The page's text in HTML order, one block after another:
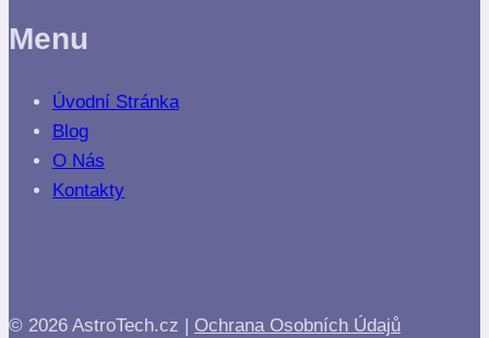
Menu
Úvodní Stránka
Blog
O Nás
Kontakty
© 2026 AstroTech.cz | Ochrana Osobních Údajů